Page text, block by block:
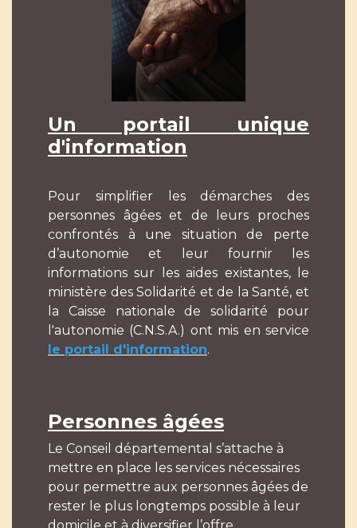
Un portail unique
d'information
Pour simplifier les démarches des
personnes âgées et de leurs proches
confrontés à une situation de perte
d’autonomie et leur fournir les
informations sur les aides existantes, le
ministère des Solidarité et de la Santé, et
la Caisse nationale de solidarité pour
l'autonomie (C.N.S.A.) ont mis en service
le portail d'information.
Personnes âgées
Le Conseil départemental s’attache à
mettre en place les services nécessaires
pour permettre aux personnes âgées de
rester le plus longtemps possible à leur